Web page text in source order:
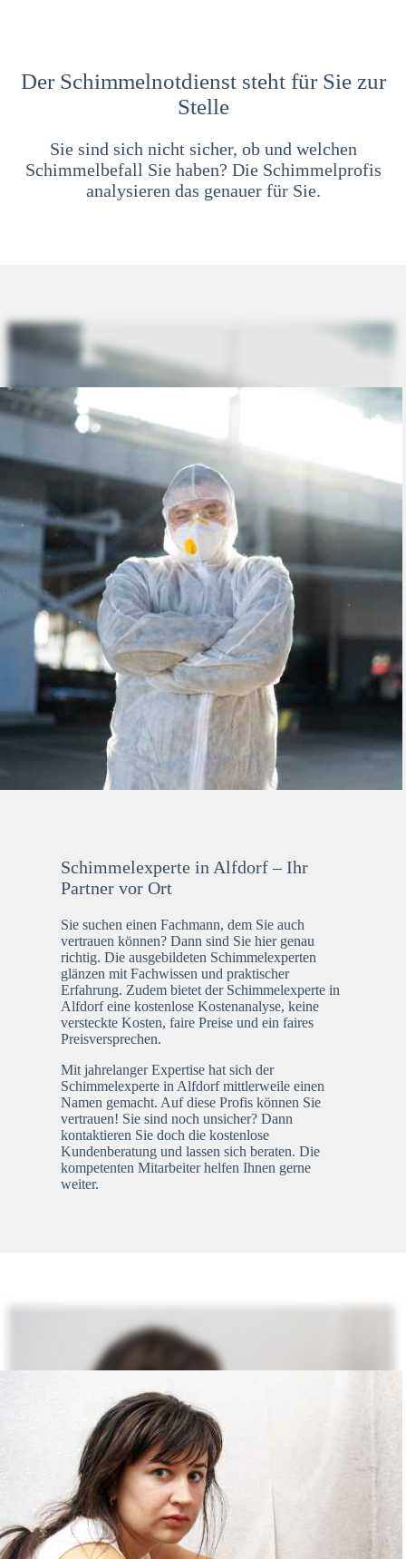
Der Schimmelnotdienst steht für Sie zur
Stelle
Sie sind sich nicht sicher, ob und welchen
Schimmelbefall Sie haben? Die Schimmelprofis
analysieren das genauer für Sie.
Schimmelexperte in Alfdorf – Ihr
Partner vor Ort
Sie suchen einen Fachmann, dem Sie auch
vertrauen können? Dann sind Sie hier genau
richtig. Die ausgebildeten Schimmelexperten
glänzen mit Fachwissen und praktischer
Erfahrung. Zudem bietet der Schimmelexperte in
Alfdorf eine kostenlose Kostenanalyse, keine
versteckte Kosten, faire Preise und ein faires
Preisversprechen.
Mit jahrelanger Expertise hat sich der
Schimmelexperte in Alfdorf mittlerweile einen
Namen gemacht. Auf diese Profis können Sie
vertrauen! Sie sind noch unsicher? Dann
kontaktieren Sie doch die kostenlose
Kundenberatung und lassen sich beraten. Die
kompetenten Mitarbeiter helfen Ihnen gerne
weiter.